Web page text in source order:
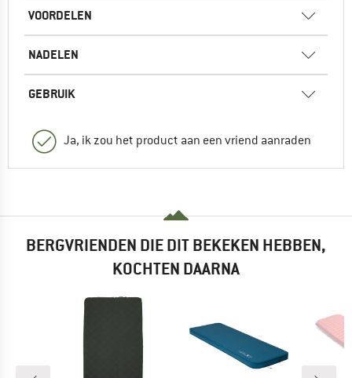
VOORDELEN
NADELEN
GEBRUIK
Ja, ik zou het product aan een vriend aanraden
BERGVRIENDEN DIE DIT BEKEKEN HEBBEN,
KOCHTEN DAARNA